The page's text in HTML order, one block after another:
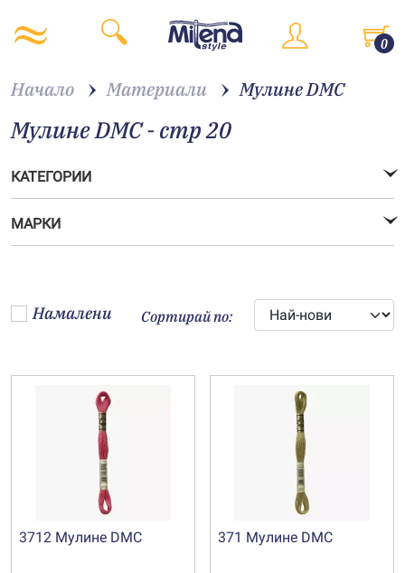
0
Начало Материали Мулине DMC
Мулине DMC - стр 20
КАТЕГОРИИ
МАРКИ
Намалени Сортирай по:
3712 Мулине DMC 371 Мулине DMC